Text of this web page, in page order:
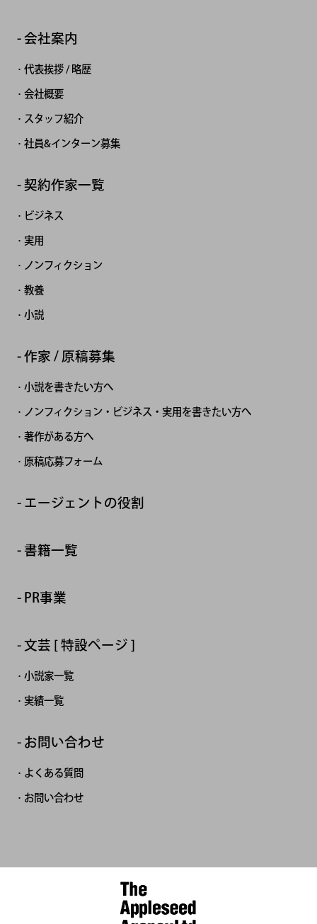
会社案内
代表挨拶 / 略歴
会社概要
スタッフ紹介
社員&インターン募集
契約作家一覧
ビジネス
実用
ノンフィクション
教養
小説
作家 / 原稿募集
小説を書きたい方へ
ノンフィクション・ビジネス・実用を書きたい方へ
著作がある方へ
原稿応募フォーム
エージェントの役割
書籍一覧
PR事業
文芸 [ 特設ページ ]
小説家一覧
実績一覧
お問い合わせ
よくある質問
お問い合わせ